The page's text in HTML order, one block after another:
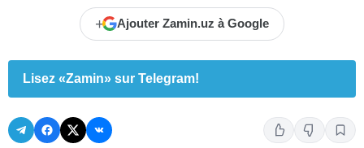
+ Ajouter Zamin.uz à Google
Lisez «Zamin» sur Telegram!